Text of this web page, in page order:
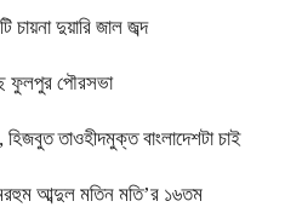
চায়না দুয়ারি জাল জব্দ
ফুলপুর পৌরসভা
তাওহীদমুক্ত বাংলাদেশটা চাই
আব্দুল মতিন মতি’র ১৬তম